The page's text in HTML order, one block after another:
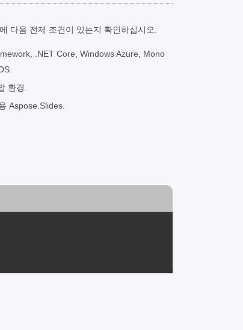
다음 전제 조건이 있는지 확인하십시오.
.NET Core, Windows Azure, Mono
환경.
Aspose.Slides.